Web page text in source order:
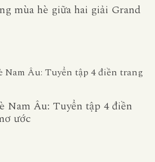
mùa hè giữa hai giải Grand
Nam Âu: Tuyển tập 4 điền
ước